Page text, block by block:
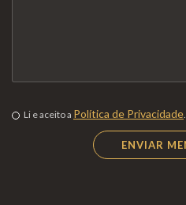
Li e aceito a Política de Privacidade.